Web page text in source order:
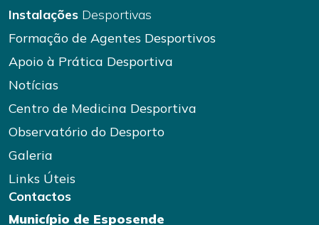
Instalações Desportivas
Formação de Agentes Desportivos
Apoio à Prática Desportiva
Notícias
Centro de Medicina Desportiva
Observatório do Desporto
Galeria
Links Úteis
Contactos
Município de Esposende